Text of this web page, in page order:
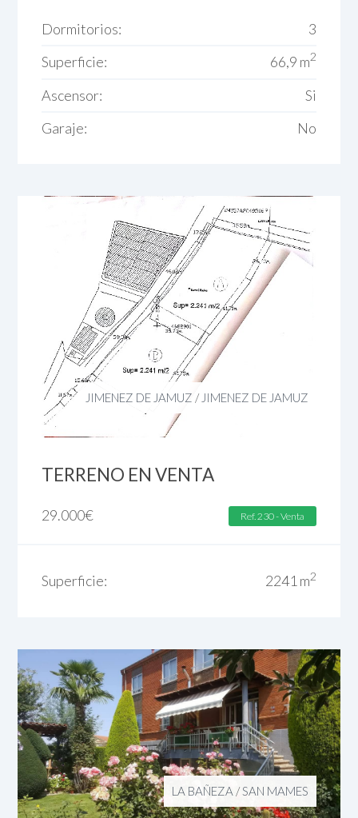
Dormitorios:
3
Superficie:
66,9 m2
Ascensor:
Si
Garaje:
No
JIMENEZ DE JAMUZ / JIMENEZ DE JAMUZ
TERRENO EN VENTA
29.000€ Ref. 230 - Venta
Superficie: 2241 m2
LA BAÑEZA /SAN MAMES